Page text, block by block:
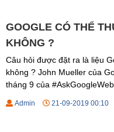
GOOGLE CÓ THỂ
KHÔNG ?
Câu hỏi được đặt ra là liệu
không ? John Mueller của
tháng 9 của
Admin 21-09-2019 00:10